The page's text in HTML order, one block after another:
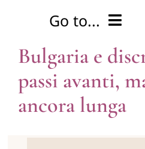
Go to...
Home
Cos’è l’intersezionalità?
Bulgaria e
passi avanti,
ancora lunga